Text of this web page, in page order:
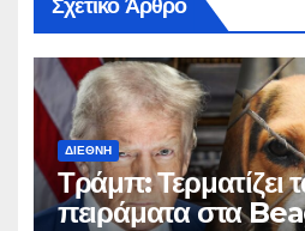
Σχετικό Άρθρο
ΔΙΕΘΝΉ
Τράμπ: Τερματίζει
πειράματα στα